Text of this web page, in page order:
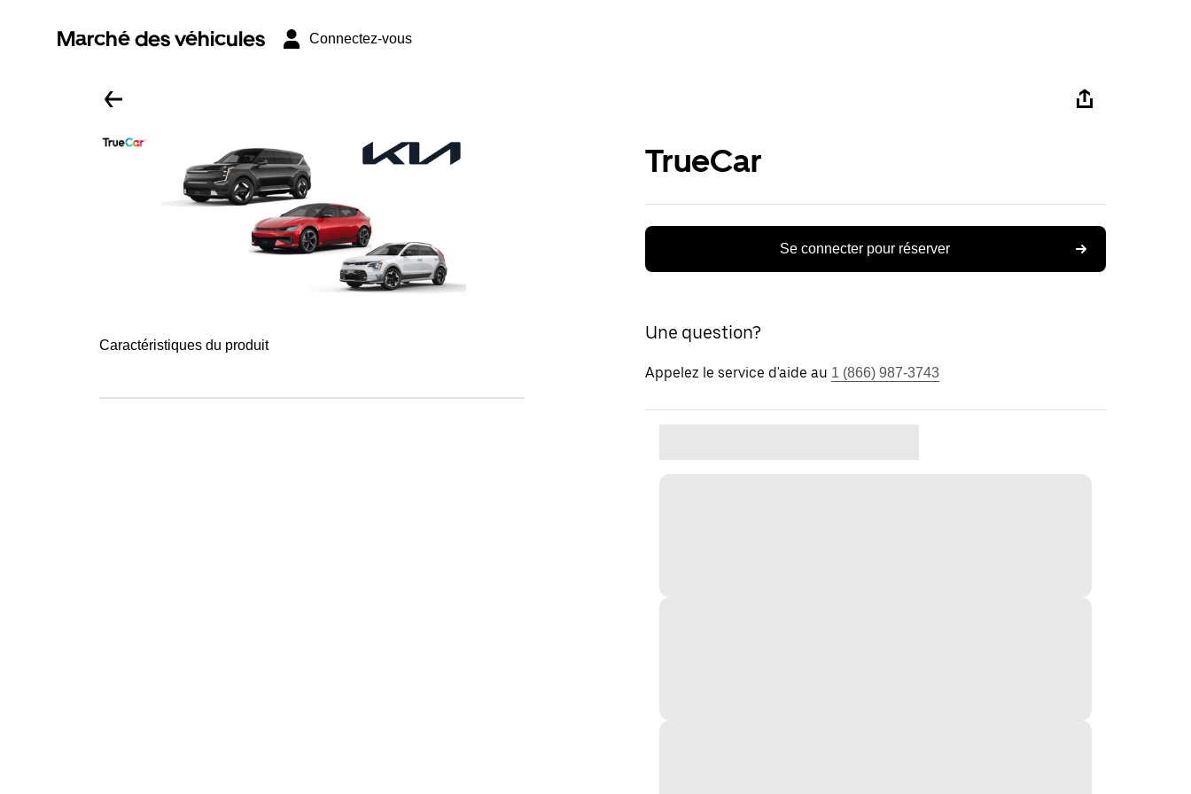
Marché des véhicules Connectez-vous
Caractéristiques du produit
TrueCar
Se connecter pour réserver
Une question?
Appelez le service d'aide au 1 (866) 987-3743